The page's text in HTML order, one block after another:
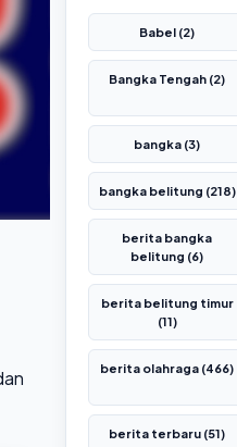
Babel (2)
Bangka Tengah (2)
bangka (3)
bangka belitung (218)
berita bangka
belitung (6)
berita belitung timur
(11)
berita olahraga (466)
berita terbaru (51)